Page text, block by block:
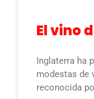
El vino
Inglaterra ha
modestas de
reconocida